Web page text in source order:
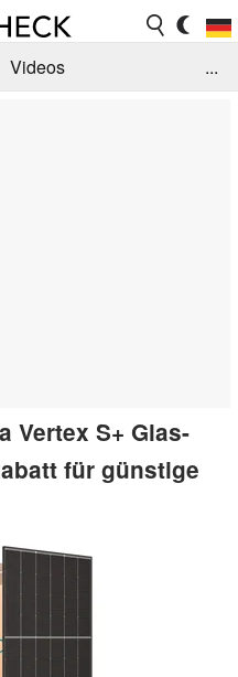
Videos
...
Vertex S+ Glas-
für günstige